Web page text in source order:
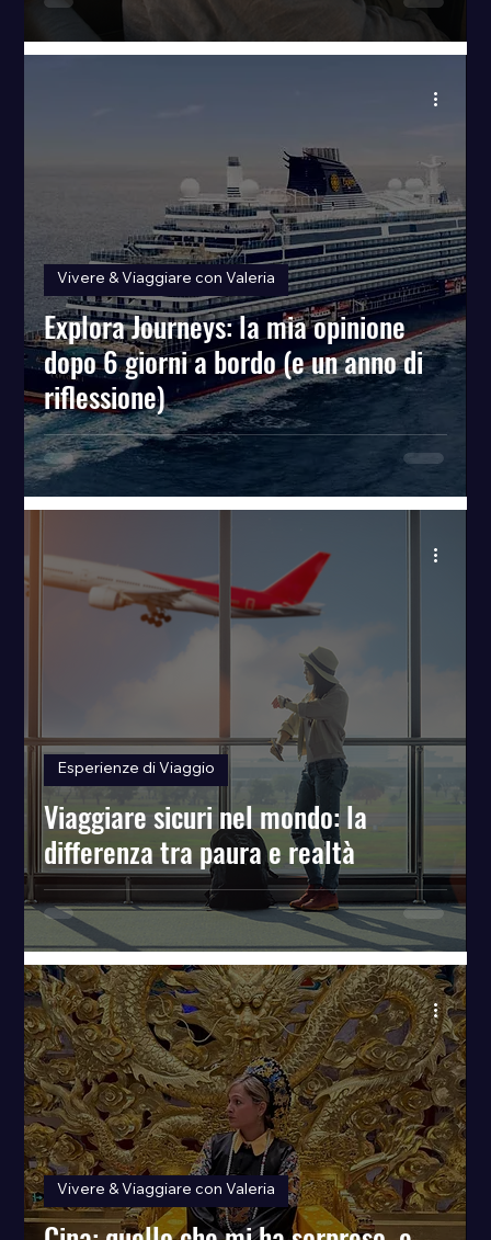
Explora Journeys: la mia opinione
dopo 6 giorni a bordo (e un anno di
riflessione)
Vivere & Viaggiare con Valeria
Viaggiare sicuri nel mondo: la
differenza tra paura e realtà
Esperienze di Viaggio
Vivere & Viaggiare con Valeria